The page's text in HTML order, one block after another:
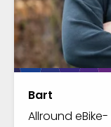
Bart
Allround